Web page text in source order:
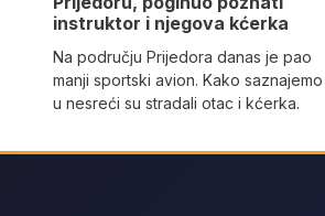
instruktor i njegova kćerka
Na području Prijedora danas je pao
manji sportski avion. Kako saznajemo
u nesreći su stradali otac i kćerka.